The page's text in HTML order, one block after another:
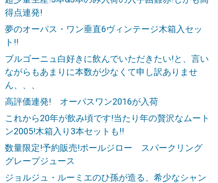
得点連発!
夢のオーパス・ワン垂直6ヴィンテージ木箱入セッ
ト!!
ブルゴーニュ白好きに飲んでいただきたい!と、言い
ながらもあまりに本数が少なくて申し訳ありませ
ん、、、
高評価連発! オーパスワン2016が入荷
これから20年が飲み頃です!当たり年の贅沢なムート
ン2005!木箱入り3本セットも!!
数量限定!予約販売!ポールジロー スパークリング
グレープジュース
ジョルジュ・ルーミエのひ孫が造る、希少なシャン